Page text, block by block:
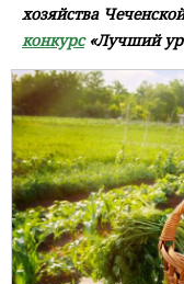
хозяйства
конкурс«Лучший